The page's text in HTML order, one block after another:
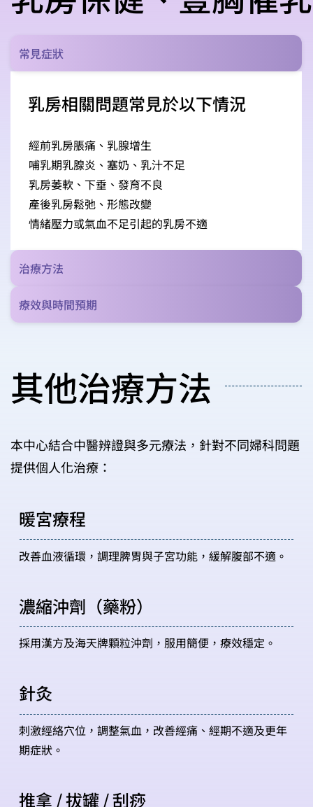
常見症狀
乳房相關問題常見於以下情況
經前乳房脹痛、乳腺增生
哺乳期乳腺炎、塞奶、乳汁不足
乳房萎軟、下垂、發育不良
產後乳房鬆弛、形態改變
情緒壓力或氣血不足引起的乳房不適
治療方法
療效與時間預期
其他治療方法
本中心結合中醫辨證與多元療法，針對不同婦科問題
提供個人化治療：
暖宮療程
改善血液循環，調理脾胃與子宮功能，緩解腹部不適。
濃縮沖劑（藥粉）
採用漢方及海天牌顆粒沖劑，服用簡便，療效穩定。
針灸
刺激經絡穴位，調整氣血，改善經痛、經期不適及更年
期症狀。
推拿 / 拔罐 / 刮痧